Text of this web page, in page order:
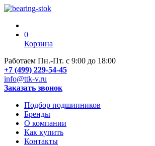
0
Корзина
Работаем Пн.-Пт. с 9:00 до 18:00
+7 (499) 229-54-45
info@ttk-v.ru
Заказать звонок
Подбор подшипников
Бренды
О компании
Как купить
Контакты